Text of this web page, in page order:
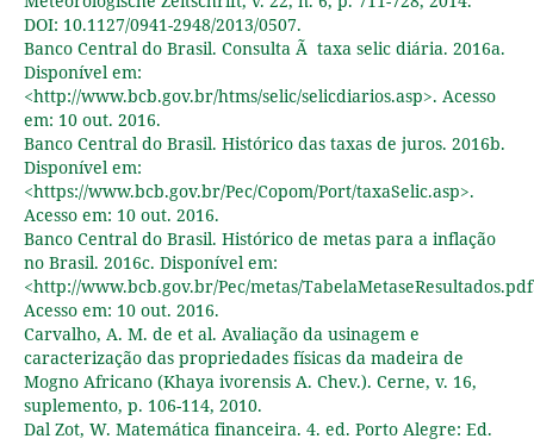
DOI: 10.1127/0941-2948/2013/0507.
Banco Central do Brasil. Consulta Ã taxa selic diária. 2016a.
Disponível em:
<http://www.bcb.gov.br/htms/selic/selicdiarios.asp>. Acesso
em: 10 out. 2016.
Banco Central do Brasil. Histórico das taxas de juros. 2016b.
Disponível em:
<https://www.bcb.gov.br/Pec/Copom/Port/taxaSelic.asp>.
Acesso em: 10 out. 2016.
Banco Central do Brasil. Histórico de metas para a inflação
no Brasil. 2016c. Disponível em:
<http://www.bcb.gov.br/Pec/metas/
Acesso em: 10 out. 2016.
Carvalho, A. M. de et al. Avaliação da usinagem e
caracterização das propriedades físicas da madeira de
Mogno Africano (Khaya ivorensis A. Chev.). Cerne, v. 16,
suplemento, p. 106-114, 2010.
Dal Zot, W. Matemática financeira. 4. ed. Porto Alegre: Ed.